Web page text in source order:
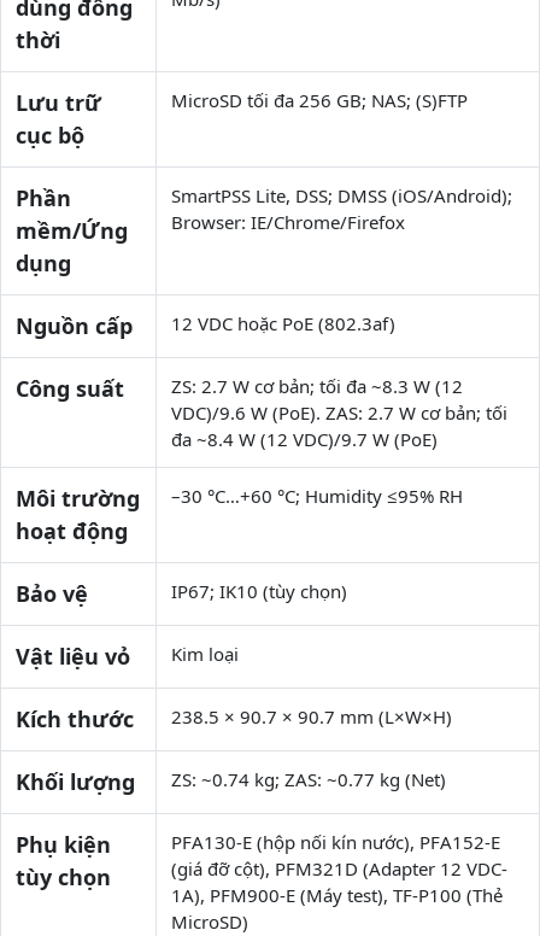
dùng đồng
thời
Lưu trữ
cục bộ
MicroSD tối đa 256 GB; NAS; (S)FTP
Phần
mềm/Ứng
dụng
SmartPSS Lite, DSS; DMSS (iOS/Android);
Browser: IE/Chrome/Firefox
Nguồn cấp 12 VDC hoặc PoE (802.3af)
Công suất
ZS: 2.7 W cơ bản; tối đa ~8.3 W (12
VDC)/9.6 W (PoE). ZAS: 2.7 W cơ bản; tối
đa ~8.4 W (12 VDC)/9.7 W (PoE)
Môi trường
hoạt động
–30 °C…+60 °C; Humidity ≤95% RH
Bảo vệ IP67; IK10 (tùy chọn)
Vật liệu vỏ Kim loại
Kích thước 238.5 × 90.7 × 90.7 mm (L×W×H)
Khối lượng ZS: ~0.74 kg; ZAS: ~0.77 kg (Net)
Phụ kiện
tùy chọn
PFA130-E (hộp nối kín nước), PFA152-E
(giá đỡ cột), PFM321D (Adapter 12 VDC-
1A), PFM900-E (Máy test), TF-P100 (Thẻ
MicroSD)